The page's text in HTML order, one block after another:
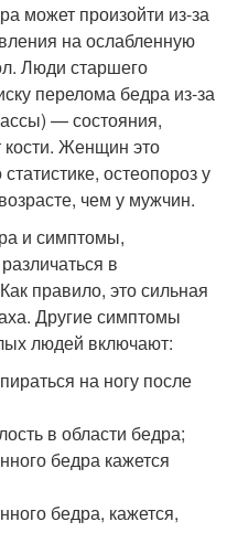
может произойти из-за
на ослабленную
Люди старшего
перелома бедра из-за
— состояния,
кости. Женщин это
остеопороз у
чем у мужчин.
и симптомы,
в
правило, это сильная
Другие симптомы
людей включают:
на ногу после
в области бедра;
бедра кажется
бедра, кажется,